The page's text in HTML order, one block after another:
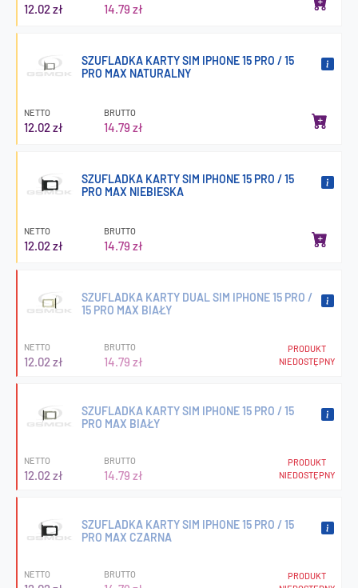
12.02 zł 14.79 zł
SZUFLADKA KARTY SIM IPHONE 15 PRO / 15
PRO MAX NATURALNY
NETTO
12.02 zł
BRUTTO
14.79 zł
SZUFLADKA KARTY SIM IPHONE 15 PRO / 15
PRO MAX NIEBIESKA
NETTO
12.02 zł
BRUTTO
14.79 zł
SZUFLADKA KARTY DUAL SIM IPHONE 15 PRO /
15 PRO MAX BIAŁY
NETTO
12.02 zł
BRUTTO
14.79 zł
PRODUKT
NIEDOSTĘPNY
SZUFLADKA KARTY SIM IPHONE 15 PRO / 15
PRO MAX BIAŁY
NETTO
12.02 zł
BRUTTO
14.79 zł
PRODUKT
NIEDOSTĘPNY
SZUFLADKA KARTY SIM IPHONE 15 PRO / 15
PRO MAX CZARNA
NETTO BRUTTO
PRODUKT